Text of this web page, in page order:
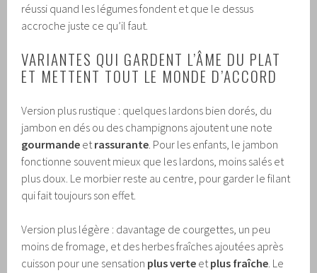
réussi quand les légumes fondent et que le dessus
accroche juste ce qu’il faut.
VARIANTES QUI GARDENT L’ÂME DU PLAT
ET METTENT TOUT LE MONDE D’ACCORD
Version plus rustique : quelques lardons bien dorés, du
jambon en dés ou des champignons ajoutent une note
gourmande et rassurante . Pour les enfants, le jambon
fonctionne souvent mieux que les lardons, moins salés et
plus doux. Le morbier reste au centre, pour garder le filant
qui fait toujours son effet.
Version plus légère : davantage de courgettes, un peu
moins de fromage, et des herbes fraîches ajoutées après
cuisson pour une sensation plus verte et plus fraîche . Le